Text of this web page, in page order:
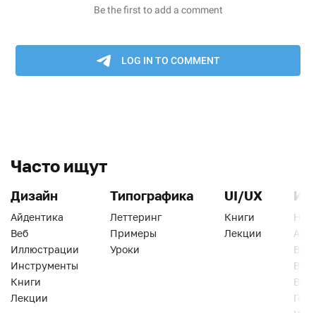
Часто ищут
Дизайн
Айдентика
Веб
Иллюстрации
Инструменты
Книги
Лекции
Типографика
Леттеринг
Примеры
Уроки
UI/UX
Книги
Лекции
Веб